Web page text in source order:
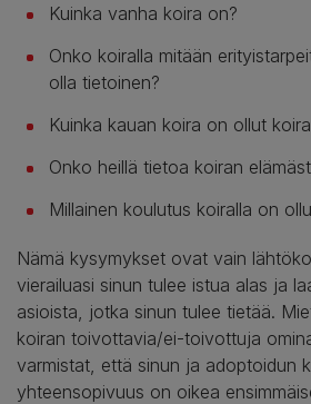
Kuinka vanha koira on?
Onko koiralla mitään
olla tietoinen?
Kuinka kauan koira on ollut
Onko heillä tietoa koiran
Millainen koulutus koiralla on
Nämä kysymykset ovat vain
vierailuasi sinun tulee istua alas ja
asioista, jotka sinun tulee tietää.
koiran toivottavia/ei-toivottuja
varmistat, että sinun ja adoptoidun
yhteensopivuus on oikea